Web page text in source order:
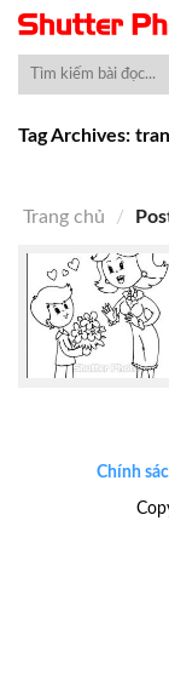
Skip
content
Tag Archives:
Trang chủ /
Chính